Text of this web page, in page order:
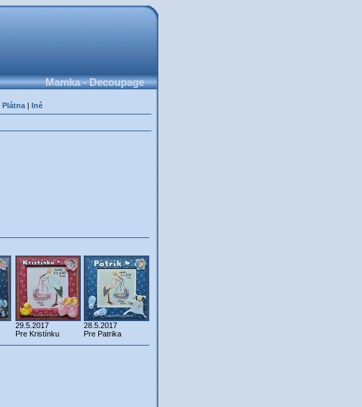
Mamka - Decoupage
Plátna| Iné
29.5.2017
Pre Kristínku
28.5.2017
Pre Patrika